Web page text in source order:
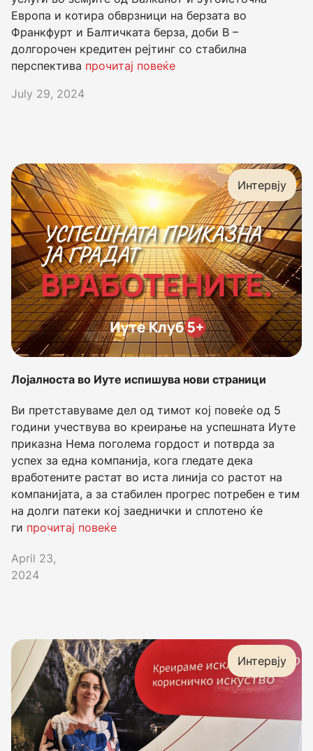
Европа и котира обврзници на берзата во
Франкфурт и Балтичката берза, доби B –
долгорочен кредитен рејтинг со стабилна
перспектива прочитај повеќе
July 29, 2024
Лојалноста во Иуте испишува нови страници
Ви претставуваме дел од тимот кој повеќе од 5
години учествува во креирање на успешната Иуте
приказна Нема поголема гордост и потврда за
успех за една компанија, кога гледате дека
вработените растат во иста линија со растот на
компанијата, а за стабилен прогрес потребен е тим
на долги патеки кој заеднички и сплотено ќе
ги прочитај повеќе
April 23,
2024
Интервју
Интервју